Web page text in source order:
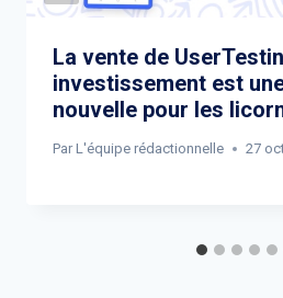
La vente de
investissement est
nouvelle pour les
Par L'équipe rédactionnelle 27